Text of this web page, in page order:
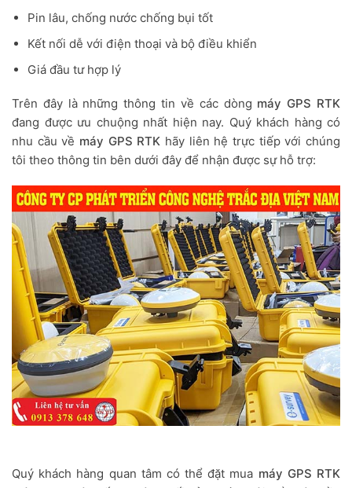
Pin lâu, chống nước chống bụi tốt
Kết nối dễ với điện thoại và bộ điều khiển
Giá đầu tư hợp lý
Trên đây là những thông tin về các dòng máy GPS RTK
đang được ưu chuộng nhất hiện nay. Quý khách hàng có
nhu cầu về máy GPS RTK hãy liên hệ trực tiếp với chúng
tôi theo thông tin bên dưới đây để nhận được sự hỗ trợ:
Quý khách hàng quan tâm có thể đặt mua máy GPS RTK